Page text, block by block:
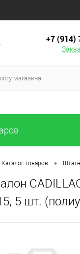
+7 (914)
Каталог товаров •
5 шт.